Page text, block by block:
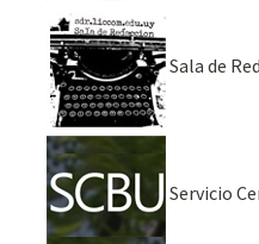
Sala de
Servicio